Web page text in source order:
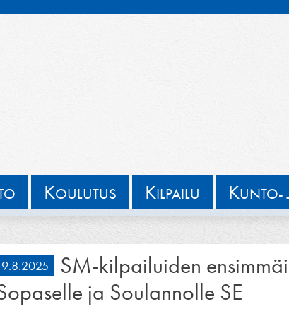
KOULUTUS KILPAILU KUNTO-
9.8.2025
SM-kilpailuiden
ja Soulannolle SE